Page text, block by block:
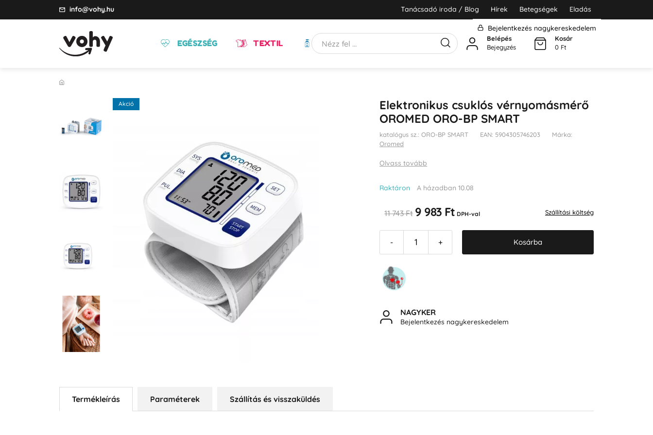
info@vohy.hu Tanácsadó iroda / Blog Hírek Betegségek Eladás
Bejelentkezés nagykereskedelem
EGÉSZSÉG TEXTIL HIGIÉNIA
Belépés
Bejegyzés
Kosár
0 Ft
Elektronikus csuklós vérnyomásmérő
OROMED ORO-BP SMART
katalógus sz.: ORO-BP SMART EAN: 5904305746203
Márka:
Oromed
Olvass tovább
Raktáron A házadban 10.08
11 743 Ft 9 983 Ft DPH-val Szállítási költség
- + Kosárba
NAGYKER
Bejelentkezés nagykereskedelem
Akció
Termékleírás Paraméterek Szállítás és visszaküldés